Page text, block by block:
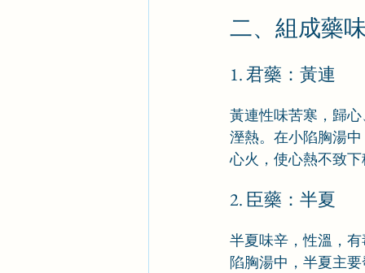
二、組成藥
1. 君藥：黃連
黃連性味苦寒，歸
溼熱。在小陷胸湯
心火，使心熱不致
2. 臣藥：半夏
半夏味辛，性溫，
陷胸湯中，半夏主